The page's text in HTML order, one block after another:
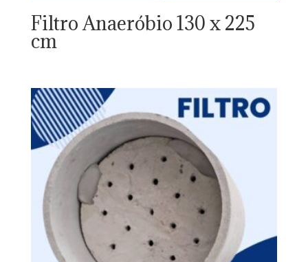
Filtro Anaeróbio 130 x 225
cm